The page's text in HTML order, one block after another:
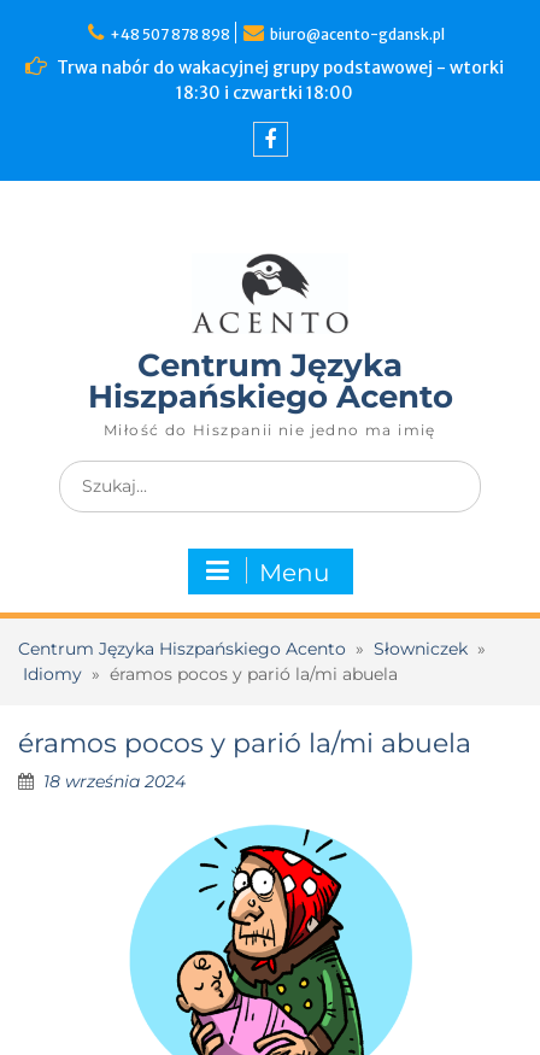
+48 507 878 898 biuro@acento-gdansk.pl
Trwa nabór do wakacyjnej grupy podstawowej - wtorki
18:30 i czwartki 18:00
Centrum Języka
Hiszpańskiego Acento
Miłość do Hiszpanii nie jedno ma imię
Menu
Centrum Języka Hiszpańskiego Acento » Słowniczek »
Idiomy » éramos pocos y parió la/mi abuela
éramos pocos y parió la/mi abuela
18 września 2024